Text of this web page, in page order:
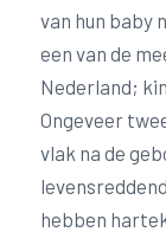
van hun baby
een van de
Nederland;
Ongeveer
vlak na de
hebben